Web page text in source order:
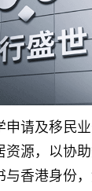
申请及移民
资源，以协
与香港身份